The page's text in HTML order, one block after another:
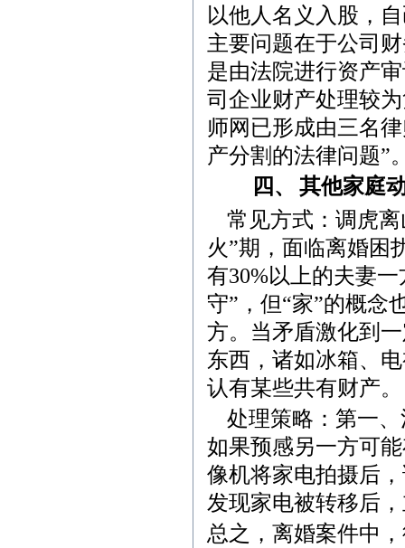
以他人名义入股，
主要问题在于公司
是由法院进行资产
司企业财产处理较
师网已形成由三名
产分割的法律问题”
四、
其他家庭
常见方式：调虎
火”期，面临离婚困
有30%以上的夫妻一
守”，但“家”的概念
方。当矛盾激化到
东西，诸如冰箱、
认有某些共有财产。
处理策略：第一
如果预感另一方可
像机将家电拍摄后
发现家电被转移后
总之，离婚案件中